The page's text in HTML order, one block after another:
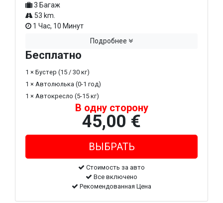
3 Багаж
53 km.
1 Час, 10 Минут
Подробнее
Бесплатно
1 × Бустер (15 / 30 кг)
1 × Автолюлька (0-1 год)
1 × Автокресло (5-15 кг)
В одну сторону
45,00 €
Стоимость за авто
Все включено
Рекомендованная Цена